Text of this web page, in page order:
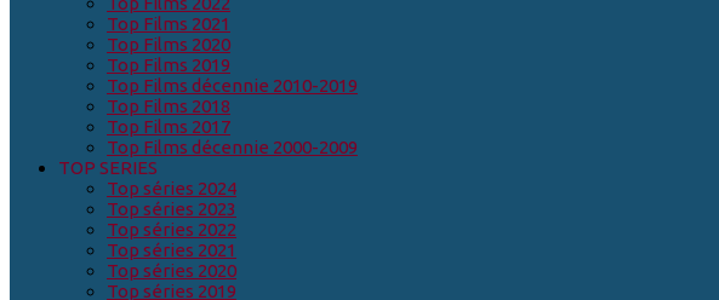
Top Films 2021
Top Films 2020
Top Films 2019
Top Films décennie 2010-2019
Top Films 2018
Top Films 2017
Top Films décennie 2000-2009
TOP SERIES
Top séries 2024
Top séries 2023
Top séries 2022
Top séries 2021
Top séries 2020
Top séries 2019